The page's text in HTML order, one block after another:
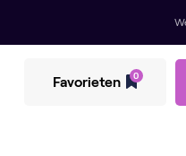
Favorieten 0